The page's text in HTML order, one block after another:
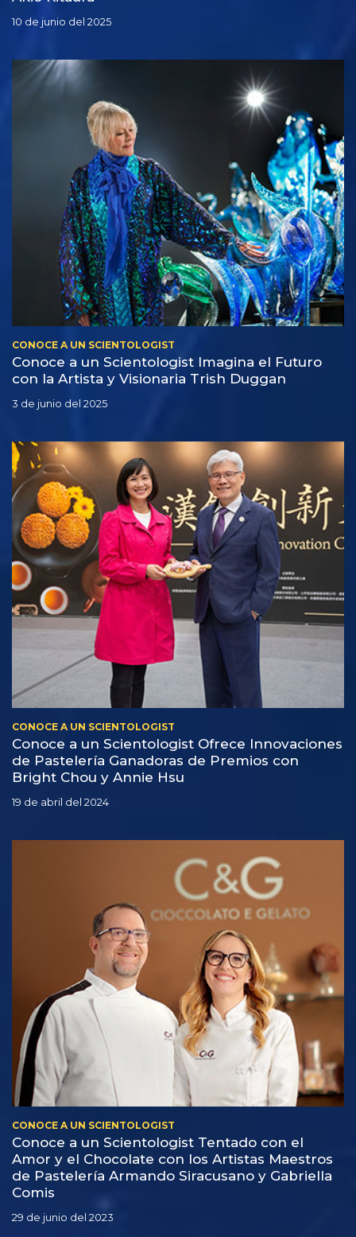
10 de junio del 2025
CONOCE A UN SCIENTOLOGIST
Conoce a un Scientologist Imagina el Futuro
con la Artista y Visionaria Trish Duggan
3 de junio del 2025
CONOCE A UN SCIENTOLOGIST
Conoce a un Scientologist Ofrece Innovaciones
de Pastelería Ganadoras de Premios con
Bright Chou y Annie Hsu
19 de abril del 2024
CONOCE A UN SCIENTOLOGIST
Conoce a un Scientologist Tentado con el
Amor y el Chocolate con los Artistas Maestros
de Pastelería Armando Siracusano y Gabriella
Comis
29 de junio del 2023